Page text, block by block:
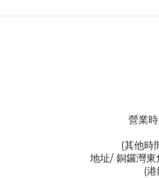
營業
(其他時
地址/ 銅鑼灣
(